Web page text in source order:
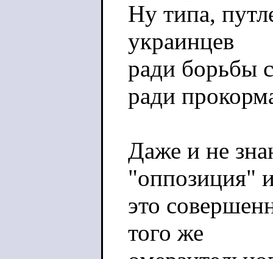
Ну типа,
украинцев
ради борьбы
ради
Даже и не
"оппозиция"
это
того же